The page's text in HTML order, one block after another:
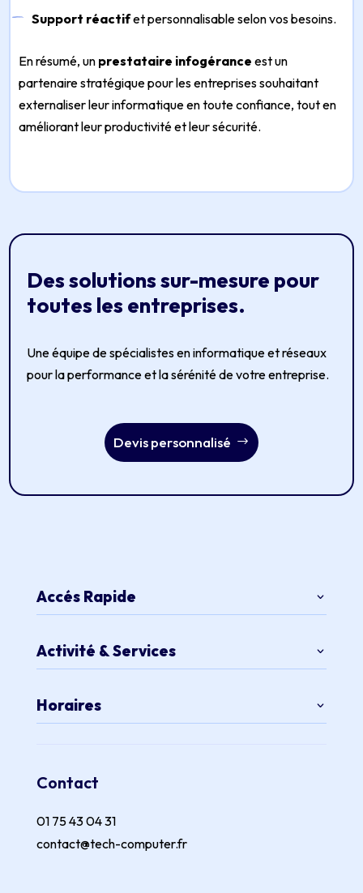
Support réactifet personnalisable selon vos besoins.
En résumé, un prestataire infogérance est un
partenaire stratégique pour les entreprises souhaitant
externaliser leur informatique en toute confiance, tout en
améliorant leur productivité et leur sécurité.
Des solutions sur-mesure pour
toutes les entreprises.
Une équipe de spécialistes en informatique et réseaux
pour la performance et la sérénité de votre entreprise.
Devis personnalisé
Accés Rapide
Activité & Services
Horaires
Contact
01 75 43 04 31
contact@tech-computer.fr